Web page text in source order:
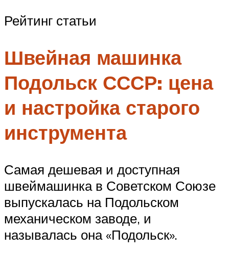
Рейтинг статьи
Швейная машинка
Подольск СССР: цена
и настройка старого
инструмента
Самая дешевая и доступная
швеймашинка в Советском Союзе
выпускалась на Подольском
механическом заводе, и
называлась она «Подольск».